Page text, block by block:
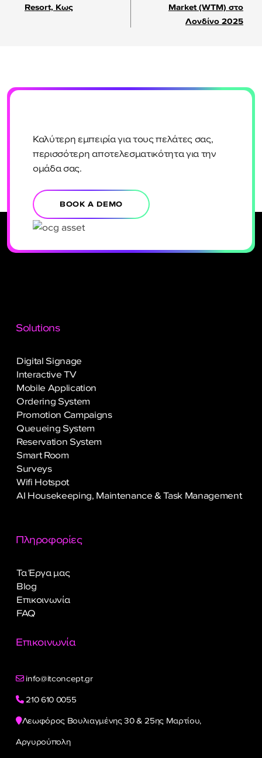
Resort, Κως
Market (WTM) στο
Λονδίνο 2025
Καλύτερη εμπειρία για τους πελάτες σας,
περισσότερη αποτελεσματικότητα για την
ομάδα σας.
BOOK A DEMO
Solutions
Digital Signage
Interactive TV
Mobile Application
Ordering System
Promotion Campaigns
Queueing System
Reservation System
Smart Room
Surveys
Wifi Hotspot
AI Housekeeping, Maintenance & Task Management
Πληροφορίες
Τα Έργα μας
Blog
Επικοινωνία
FAQ
Επικοινωνία
info@itconcept.gr
210 610 0055
Λεωφόρος Βουλιαγμένης 30 & 25ης Μαρτίου,
Αργυρούπολη